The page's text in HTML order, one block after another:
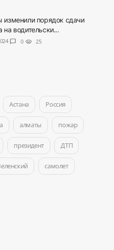
изменили порядок сдачи
на водительски...
chat_bubble 0 visibility 25
Астана Россия
алматы пожар
президент ДТП
самолет